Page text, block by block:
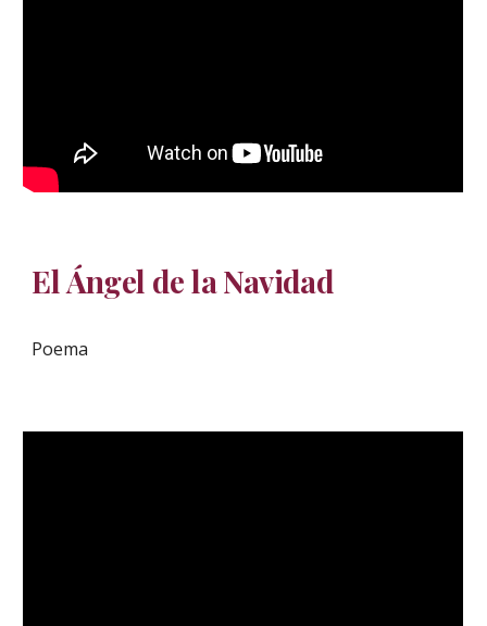
El Ángel de la Navidad
Poema